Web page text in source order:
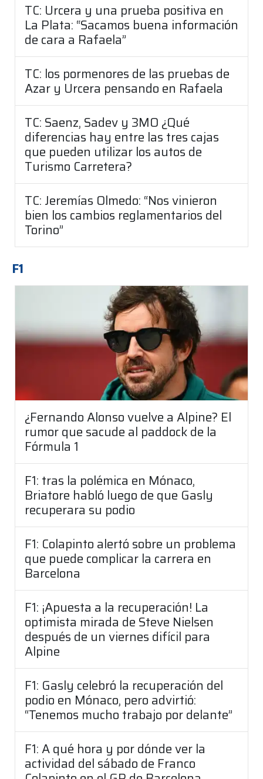
TC: Urcera y una prueba positiva en
La Plata: “Sacamos buena información
de cara a Rafaela”
TC: los pormenores de las pruebas de
Azar y Urcera pensando en Rafaela
TC: Saenz, Sadev y 3MO ¿Qué
diferencias hay entre las tres cajas
que pueden utilizar los autos de
Turismo Carretera?
TC: Jeremías Olmedo: “Nos vinieron
bien los cambios reglamentarios del
Torino”
F1
¿Fernando Alonso vuelve a Alpine? El
rumor que sacude al paddock de la
Fórmula 1
F1: tras la polémica en Mónaco,
Briatore habló luego de que Gasly
recuperara su podio
F1: Colapinto alertó sobre un problema
que puede complicar la carrera en
Barcelona
F1: ¡Apuesta a la recuperación! La
optimista mirada de Steve Nielsen
después de un viernes difícil para
Alpine
F1: Gasly celebró la recuperación del
podio en Mónaco, pero advirtió:
“Tenemos mucho trabajo por delante”
F1: A qué hora y por dónde ver la
actividad del sábado de Franco